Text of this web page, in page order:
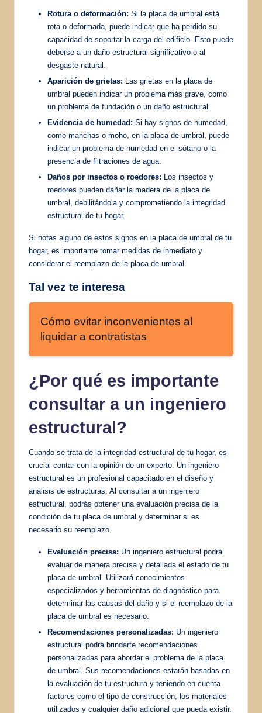
Rotura o deformación: Si la placa de umbral está
rota o deformada, puede indicar que ha perdido su
capacidad de soportar la carga del edificio. Esto puede
deberse a un daño estructural significativo o al
desgaste natural.
Aparición de grietas: Las grietas en la placa de
umbral pueden indicar un problema más grave, como
un problema de fundación o un daño estructural.
Evidencia de humedad: Si hay signos de humedad,
como manchas o moho, en la placa de umbral, puede
indicar un problema de humedad en el sótano o la
presencia de filtraciones de agua.
Daños por insectos o roedores: Los insectos y
roedores pueden dañar la madera de la placa de
umbral, debilitándola y comprometiendo la integridad
estructural de tu hogar.
Si notas alguno de estos signos en la placa de umbral de tu
hogar, es importante tomar medidas de inmediato y
considerar el reemplazo de la placa de umbral.
Tal vez te interesa
Cómo evitar inconvenientes al
liquidar a contratistas
¿Por qué es importante
consultar a un ingeniero
estructural?
Cuando se trata de la integridad estructural de tu hogar, es
crucial contar con la opinión de un experto. Un ingeniero
estructural es un profesional capacitado en el diseño y
análisis de estructuras. Al consultar a un ingeniero
estructural, podrás obtener una evaluación precisa de la
condición de tu placa de umbral y determinar si es
necesario su reemplazo.
Evaluación precisa: Un ingeniero estructural podrá
evaluar de manera precisa y detallada el estado de tu
placa de umbral. Utilizará conocimientos
especializados y herramientas de diagnóstico para
determinar las causas del daño y si el reemplazo de la
placa de umbral es necesario.
Recomendaciones personalizadas: Un ingeniero
estructural podrá brindarte recomendaciones
personalizadas para abordar el problema de la placa
de umbral. Sus recomendaciones estarán basadas en
la evaluación de tu estructura y teniendo en cuenta
factores como el tipo de construcción, los materiales
utilizados y cualquier daño adicional que pueda existir.